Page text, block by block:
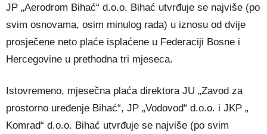
JP „Aerodrom Bihać“ d.o.o. Bihać utvrđuje se najviše (po
svim osnovama, osim minulog rada) u iznosu od dvije
prosječene neto plaće isplaćene u Federaciji Bosne i
Hercegovine u prethodna tri mjeseca.
Istovremeno, mjesečna plaća direktora JU „Zavod za
prostorno uređenje Bihać“, JP „Vodovod“ d.o.o. i JKP „
Komrad“ d.o.o. Bihać utvrđuje se najviše (po svim